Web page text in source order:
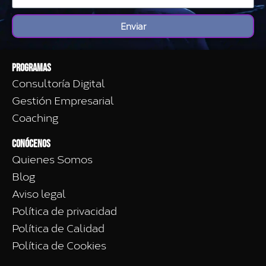
l
e
c
ó
n
c
o
a
j
Enviar
Programas
Consultoría Digital
Gestión Empresarial
Coaching
CONÓCENOS
Quienes Somos
Blog
Aviso legal
Política de privacidad
Política de Calidad
Política de Cookies